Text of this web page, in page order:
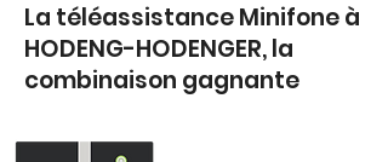
La téléassistance Minifone à
HODENG-HODENGER, la
combinaison gagnante